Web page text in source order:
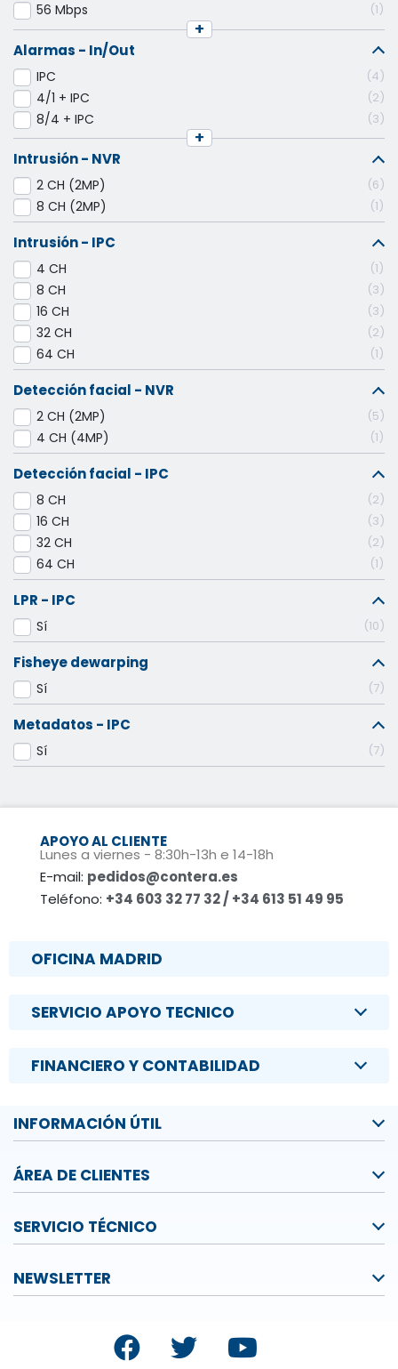
56 Mbps 1
+
Alarmas - In/Out
IPC 4
4/1 + IPC 2
8/4 + IPC 3
+
Intrusión - NVR
2 CH (2MP) 6
8 CH (2MP) 1
Intrusión - IPC
4 CH 1
8 CH 3
16 CH 3
32 CH 2
64 CH 1
Detección facial - NVR
2 CH (2MP) 5
4 CH (4MP) 1
Detección facial - IPC
8 CH 2
16 CH 3
32 CH 2
64 CH 1
LPR - IPC
Sí 10
Fisheye dewarping
Sí 7
Metadatos - IPC
Sí 7
APOYO AL CLIENTE
Lunes a viernes - 8:30h-13h e 14-18h
E-mail: pedidos@contera.es
Teléfono: +34 603 32 77 32 / +34 613 51 49 95
OFICINA MADRID
SERVICIO APOYO TECNICO
FINANCIERO Y CONTABILIDAD
INFORMACIÓN ÚTIL
ÁREA DE CLIENTES
SERVICIO TÉCNICO
NEWSLETTER